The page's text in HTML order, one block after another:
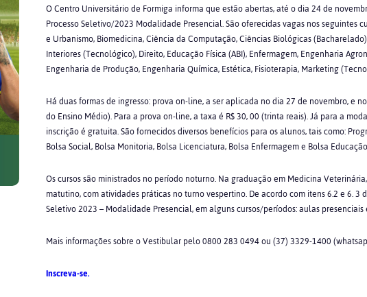
O Centro Universitário de Formiga informa que estão abertas, até o dia 24 de
Processo Seletivo/2023 Modalidade Presencial. São oferecidas vagas nos seguintes
e Urbanismo, Biomedicina, Ciência da Computação, Ciências Biológicas
Interiores (Tecnológico), Direito, Educação Física (ABI), Enfermagem, Engenharia
Engenharia de Produção, Engenharia Química, Estética, Fisioterapia, Marketing
Há duas formas de ingresso: prova on-line, a ser aplicada no dia 27 de novembro, e
do Ensino Médio). Para a prova on-line, a taxa é R$ 30, 00 (trinta reais). Já para a
inscrição é gratuita. São fornecidos diversos benefícios para os alunos, tais como:
Bolsa Social, Bolsa Monitoria, Bolsa Licenciatura, Bolsa Enfermagem e Bolsa
Os cursos são ministrados no período noturno. Na graduação em Medicina
matutino, com atividades práticas no turno vespertino. De acordo com itens 6.2 e 6. 3
Seletivo 2023 – Modalidade Presencial, em alguns cursos/períodos: aulas presenciais
Mais informações sobre o Vestibular pelo 0800 283 0494 ou (37) 3329-1400
Inscreva-se.